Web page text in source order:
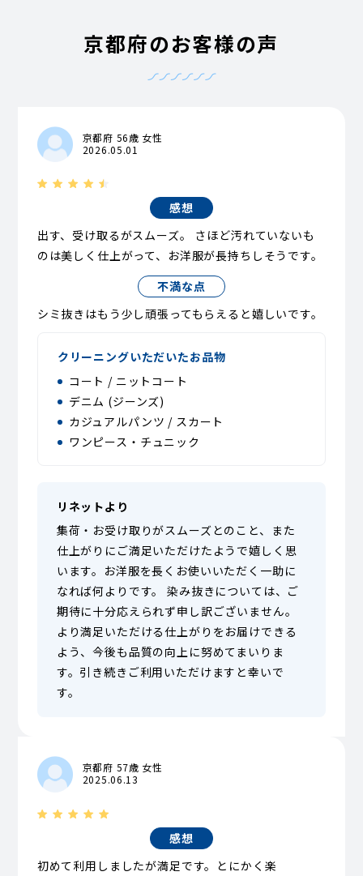
京都府のお客様の声
京都府 56歳 女性
2026.05.01
感想
出す、受け取るがスムーズ。 さほど汚れていないも
のは美しく仕上がって、お洋服が長持ちしそうです。
不満な点
シミ抜きはもう少し頑張ってもらえると嬉しいです。
クリーニングいただいたお品物
コート / ニットコート
デニム (ジーンズ)
カジュアルパンツ / スカート
ワンピース・チュニック
リネットより
集荷・お受け取りがスムーズとのこと、また
仕上がりにご満足いただけたようで嬉しく思
います。お洋服を長くお使いいただく一助に
なれば何よりです。 染み抜きについては、ご
期待に十分応えられず申し訳ございません。
より満足いただける仕上がりをお届けできる
よう、今後も品質の向上に努めてまいりま
す。引き続きご利用いただけますと幸いで
す。
京都府 57歳 女性
2025.06.13
感想
初めて利用しましたが満足です。とにかく楽